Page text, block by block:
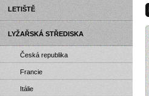
LETIŠTĚ
LYŽAŘSKÁ STŘEDISKA
Česká republika
Francie
Itálie